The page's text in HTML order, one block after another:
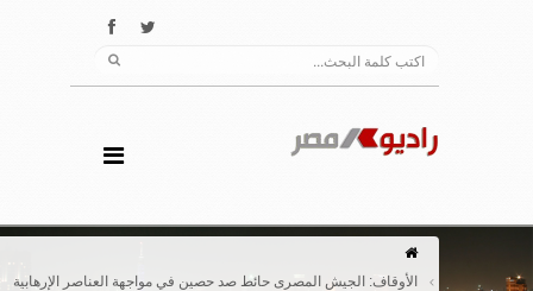
الأوقاف: الجيش المصرى حائط صد حصين في مواجهة العناصر الإرهابية